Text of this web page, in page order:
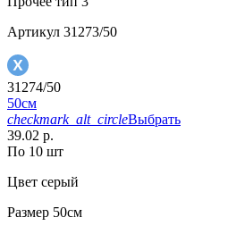
Артикул 31273/50
31274/50
50см
checkmark_alt_circleВыбрать
39.02 р.
По 10 шт
Цвет серый
Размер 50см